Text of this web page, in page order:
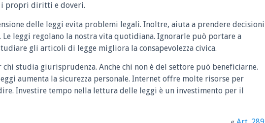
i propri diritti e doveri.
delle leggi evita problemi legali. Inoltre, aiuta a prendere decisioni
Le leggi regolano la nostra vita quotidiana. Ignorarle può portare a
gli articoli di legge migliora la consapevolezza civica.
chi studia giurisprudenza. Anche chi non è del settore può beneficiarne.
aumenta la sicurezza personale. Internet offre molte risorse per
Investire tempo nella lettura delle leggi è un investimento per il